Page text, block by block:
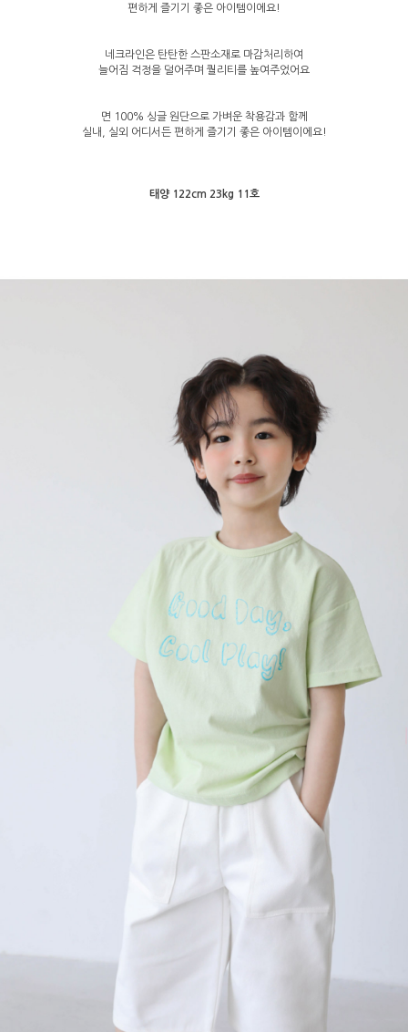
편하게 즐기기 좋은 아이템이에요!
네크라인은 탄탄한 스판소재로 마감처리하여
늘어짐 걱정을 덜어주며 퀄리티를 높여주었어요
면 100% 싱글 원단으로 가벼운 착용감과 함께
실내, 실외 어디서든 편하게 즐기기 좋은 아이템이에요!
태양 122cm 23kg 11호